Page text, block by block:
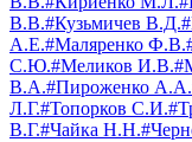
В.В.#Кузьмичев В.Д.
А.Е.#Маляренко Ф.В.
С.Ю.#Меликов И.В.
В.А.#Пироженко А.А.
Л.Г.#Топорков С.И.
В.Г.#Чайка Н.Н.